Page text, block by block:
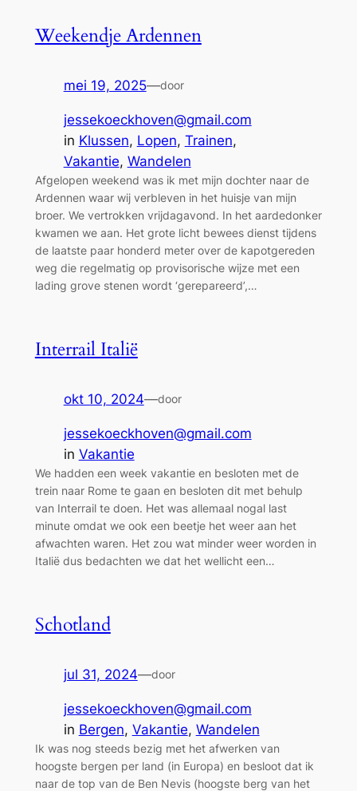
Weekendje Ardennen
mei 19, 2025—door
jessekoeckhoven@gmail.com
in Klussen, Lopen, Trainen
Vakantie, Wandelen
Afgelopen weekend was ik met mijn dochter naar de
Ardennen waar wij verbleven in het huisje van mijn
broer. We vertrokken vrijdagavond. In het aardedonker
kwamen we aan. Het grote licht bewees dienst tijdens
de laatste paar honderd meter over de kapotgereden
weg die regelmatig op provisorische wijze met een
lading grove stenen wordt ‘gerepareerd’,…
Interrail Italië
okt 10, 2024—door
jessekoeckhoven@gmail.com
in Vakantie
We hadden een week vakantie en besloten met de
trein naar Rome te gaan en besloten dit met behulp
van Interrail te doen. Het was allemaal nogal last
minute omdat we ook een beetje het weer aan het
afwachten waren. Het zou wat minder weer worden in
Italië dus bedachten we dat het wellicht een…
Schotland
jul 31, 2024—door
jessekoeckhoven@gmail.com
in Bergen, Vakantie, Wandelen
Ik was nog steeds bezig met het afwerken van
hoogste bergen per land (in Europa) en besloot dat ik
naar de top van de Ben Nevis (hoogste berg van het